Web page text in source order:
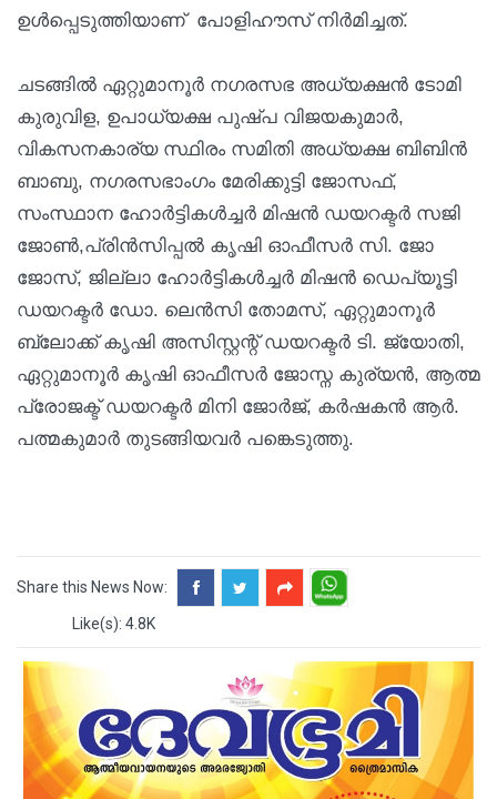
ഉള്‍പ്പെടുത്തിയാണ് പോളിഹൗസ് നിര്‍മിച്ചത്.
ചടങ്ങില്‍ ഏറ്റുമാനൂര്‍ നഗരസഭ അധ്യക്ഷന്‍ ടോമി
കുരുവിള, ഉപാധ്യക്ഷ പുഷ്പ വിജയകുമാര്‍,
വികസനകാര്യ സ്ഥിരം സമിതി അധ്യക്ഷ ബിബിന്‍
ബാബു, നഗരസഭാംഗം മേരിക്കുട്ടി ജോസഫ്,
സംസ്ഥാന ഹോര്‍ട്ടികള്‍ച്ചര്‍ മിഷന്‍ ഡയറക്ടര്‍ സജി
ജോണ്‍,പ്രിന്‍സിപ്പല്‍ കൃഷി ഓഫീസര്‍ സി. ജോ
ജോസ്, ജില്ലാ ഹോര്‍ട്ടികള്‍ച്ചര്‍ മിഷന്‍ ഡെപ്യൂട്ടി
ഡയറക്ടര്‍ ഡോ. ലെന്‍സി തോമസ്, ഏറ്റുമാനൂര്‍
ബ്ലോക്ക് കൃഷി അസിസ്റ്റന്റ് ഡയറക്ടര്‍ ടി. ജ്യോതി,
ഏറ്റുമാനൂര്‍ കൃഷി ഓഫീസര്‍ ജോസ്ന കുര്യന്‍, ആത്മ
പ്രോജക്ട് ഡയറക്ടര്‍ മിനി ജോര്‍ജ്, കര്‍ഷകന്‍ ആര്‍.
പത്മകുമാര്‍ തുടങ്ങിയവര്‍ പങ്കെടുത്തു.
Share this News Now:
Like(s): 4.8K